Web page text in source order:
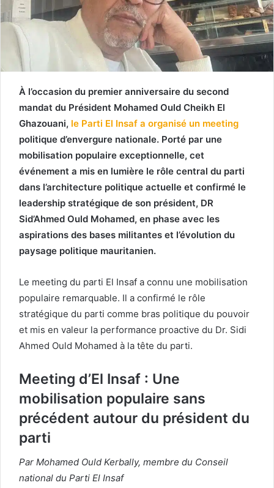
À l’occasion du premier anniversaire du second
mandat du Président Mohamed Ould Cheikh El
Ghazouani, le Parti El Insaf a organisé un meeting
politique d’envergure nationale. Porté par une
mobilisation populaire exceptionnelle, cet
événement a mis en lumière le rôle central du parti
dans l’architecture politique actuelle et confirmé le
leadership stratégique de son président, DR
Sid’Ahmed Ould Mohamed, en phase avec les
aspirations des bases militantes et l’évolution du
paysage politique mauritanien.
Le meeting du parti El Insaf a connu une mobilisation
populaire remarquable. Il a confirmé le rôle
stratégique du parti comme bras politique du pouvoir
et mis en valeur la performance proactive du Dr. Sidi
Ahmed Ould Mohamed à la tête du parti.
Meeting d’El Insaf : Une
mobilisation populaire sans
précédent autour du président du
parti
Par Mohamed Ould Kerbally, membre du Conseil
national du Parti El Insaf